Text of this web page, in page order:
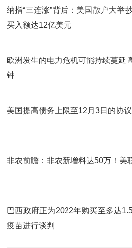
纳指“三连涨”背后：美国散户大举
买入额达12亿美元
欧洲发生的电力危机可能持续蔓延
钟
美国提高债务上限至12月3日的协
非农前瞻：非农新增料达50万！美
巴西政府正为2022年购买至多达
疫苗进行谈判